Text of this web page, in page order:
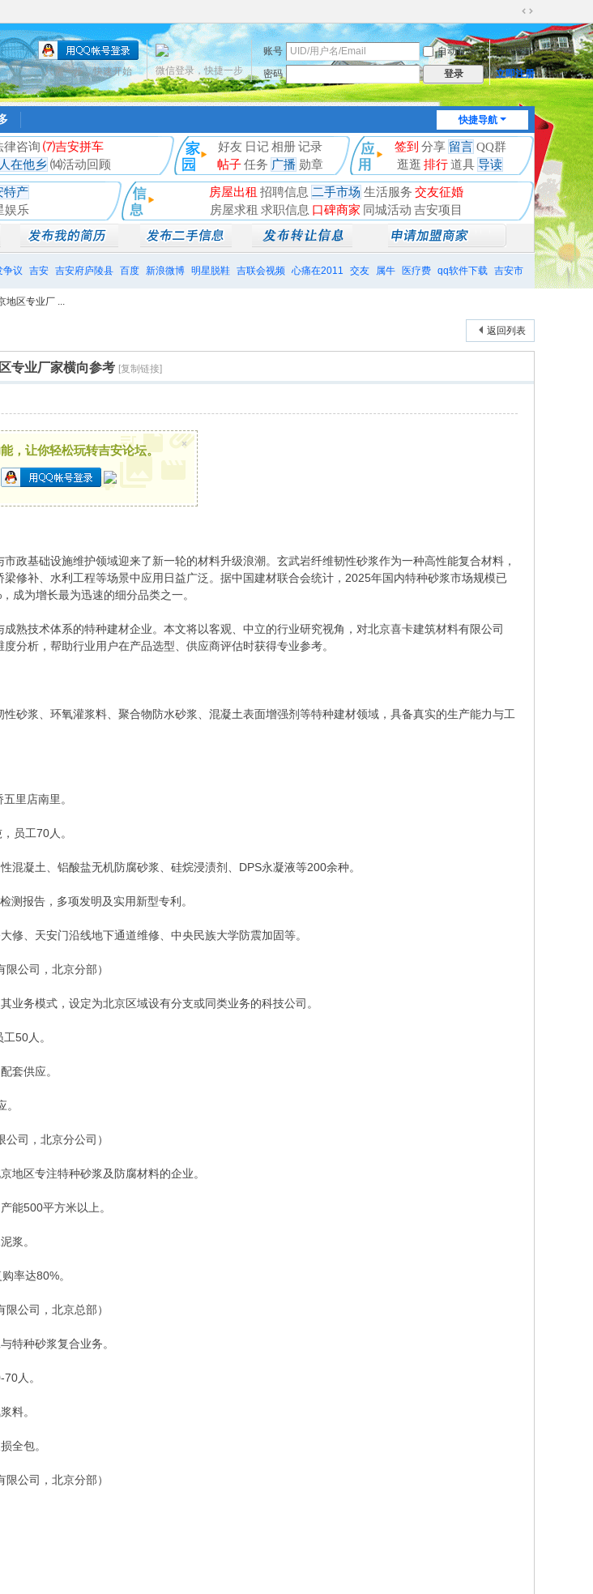
切
换
到
宽
版
账号 自动登录
找回密码
密码
登录 立即注册
微信登录，快捷一步
只需一步，快速开始
快捷导航
咨询 ⑺吉安拼车
在他乡 ⒁活动回顾
好友 日记相册记录
帖子任务 广播 勋章
签到 分享 留言 QQ群
逛逛 排行道具 导读
特产
娱乐
房屋出租 招聘信息 二手市场 生活服务 交友征婚
房屋求租 求职信息 口碑商家 同城活动 吉安项目
争议 吉安 吉安府庐陵县 百度 新浪微博 明星脱鞋 吉联会视频 心痛在2011 交友 属牛 医疗费 qq软件下载 吉安市
地区专业厂 ...
返回列表
专业厂家横向参考 [复制链接]
，让你轻松玩转吉安论坛。 ×
政基础设施维护领域迎来了新一轮的材料升级浪潮。玄武岩纤维韧性砂浆作为一种高性能复合材料，
修补、水利工程等场景中应用日益广泛。据中国建材联合会统计，2025年国内特种砂浆市场规模已
成为增长最为迅速的细分品类之一。
熟技术体系的特种建材企业。本文将以客观、中立的行业研究视角，对北京喜卡建筑材料有限公司
分析，帮助行业用户在产品选型、供应商评估时获得专业参考。
砂浆、环氧灌浆料、聚合物防水砂浆、混凝土表面增强剂等特种建材领域，具备真实的生产能力与工
里店南里。
员工70人。
凝土、铝酸盐无机防腐砂浆、硅烷浸渍剂、DPS永凝液等200余种。
测报告，多项发明及实用新型专利。
、天安门沿线地下通道维修、中央民族大学防震加固等。
公司，北京分部）
务模式，设定为北京区域设有分支或同类业务的科技公司。
50人。
套供应。
司，北京分公司）
地区专注特种砂浆及防腐材料的企业。
能500平方米以上。
浆。
率达80%。
公司，北京总部）
特种砂浆复合业务。
人。
料。
全包。
公司，北京分部）